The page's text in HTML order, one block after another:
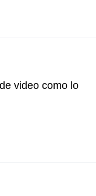
video como lo